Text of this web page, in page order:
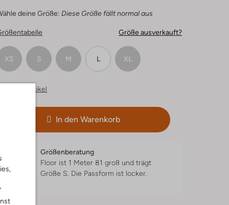
deine Größe: Diese Größe fällt normal aus
Größe ausverkauft?
XS S M L XL
Artikel
In den Warenkorb
Größenberatung
Floor ist 1 Meter 81 groß und trägt
Größe S. Die Passform ist locker.